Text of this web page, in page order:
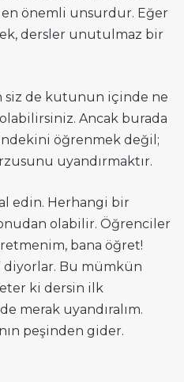
önemli unsurdur. Eğer
dersler unutulmaz bir
siz de kutunun içinde ne
Ancak burada
öğrenmek değil;
uyandırmaktır.
edin. Herhangi bir
olabilir. Öğrenciler
bana öğret!
diyorlar. Bu mümkün
ki dersin ilk
merak uyandıralım.
peşinden gider.